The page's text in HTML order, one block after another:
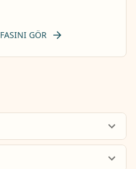
GÖR